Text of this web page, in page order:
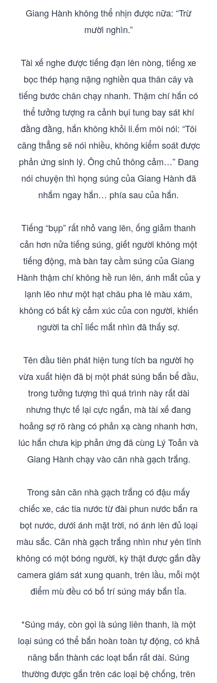
Giang Hành không thể nhịn được nữa: “Trừ
mười nghìn.”
Tài xế nghe được tiếng đạn lên nòng, tiếng xe
bọc thép hạng nặng nghiền qua thân cây và
tiếng bước chân chạy nhanh. Thậm chí hắn có
thể tưởng tượng ra cảnh bụi tung bay sát khí
đằng đằng, hắn không khỏi li.ếm môi nói: “Tôi
căng thẳng sẽ nói nhiều, không kiểm soát được
phản ứng sinh lý. Ông chủ thông cảm…” Đang
nói chuyện thì họng súng của Giang Hành đã
nhắm ngay hắn… phía sau của hắn.
Tiếng “bụp” rất nhỏ vang lên, ống giảm thanh
cản hơn nửa tiếng súng, giết người không một
tiếng động, mà bàn tay cầm súng của Giang
Hành thậm chí không hề run lên, ánh mắt của y
lạnh lẽo như một hạt châu pha lê màu xám,
không có bất kỳ cảm xúc của con người, khiến
người ta chỉ liếc mắt nhìn đã thấy sợ.
Tên đầu tiên phát hiện tung tích ba người họ
vừa xuất hiện đã bị một phát súng bắn bể đầu,
trong tưởng tượng thì quá trình này rất dài
nhưng thực tế lại cực ngắn, mà tài xế đang
hoảng sợ rõ ràng có phản xạ càng nhanh hơn,
lúc hắn chưa kịp phản ứng đã cùng Lý Toản và
Giang Hành chạy vào căn nhà gạch trắng.
Trong sân căn nhà gạch trắng có đậu mấy
chiếc xe, các tia nước từ đài phun nước bắn ra
bọt nước, dưới ánh mặt trời, nó ánh lên đủ loại
màu sắc. Căn nhà gạch trắng nhìn như yên tĩnh
không có một bóng người, kỳ thật được gắn đầy
camera giám sát xung quanh, trên lầu, mỗi một
điểm mù đều có bố trí súng máy bắn tỉa.
*Súng máy, còn gọi là súng liên thanh, là một
loại súng có thể bắn hoàn toàn tự động, có khả
năng bắn thành các loạt bắn rất dài. Súng
thường được gắn trên các loại bệ chống, trên